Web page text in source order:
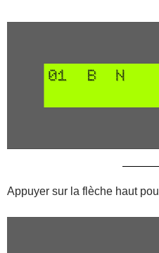
Appuyer sur la flèche haut